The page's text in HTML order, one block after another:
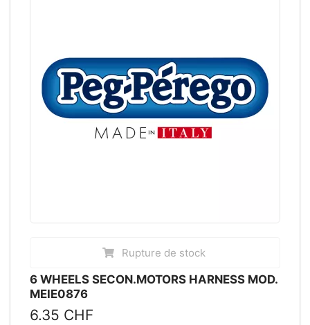
Rupture de stock
6 WHEELS SECON.MOTORS HARNESS MOD.
MEIE0876
6.35 CHF